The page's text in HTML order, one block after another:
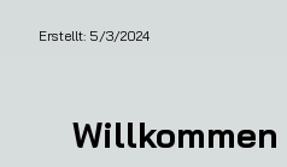
Erstellt: 5/3/2024